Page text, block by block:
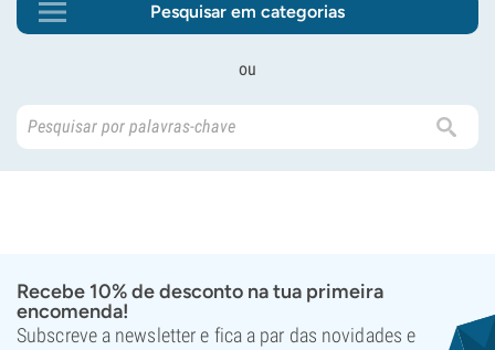
Pesquisar em categorias
ou
Recebe 10% de desconto na tua primeira
encomenda!
Subscreve a newsletter e fica a par das novidades e